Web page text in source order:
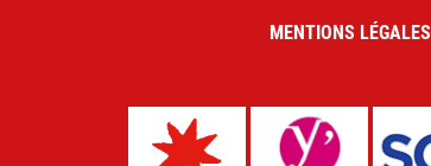
MENTIONS LÉGALES